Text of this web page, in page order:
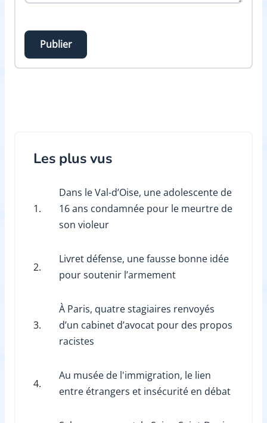
Publier
Les plus vus
1.
Dans le Val-d’Oise, une adolescente de
16 ans condamnée pour le meurtre de
son violeur
2.
Livret défense, une fausse bonne idée
pour soutenir l’armement
3.
À Paris, quatre stagiaires renvoyés
d’un cabinet d’avocat pour des propos
racistes
4.
Au musée de l'immigration, le lien
entre étrangers et insécurité en débat